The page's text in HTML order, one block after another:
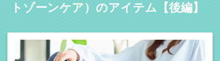
トゾーンケア）のアイテム【後編】